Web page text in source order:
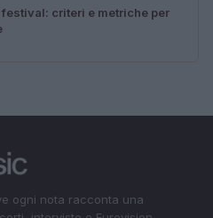
criteri e metriche per
ogni nota racconta una